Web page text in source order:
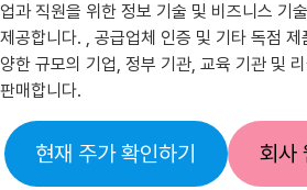
업과 직원을 위한 정보 기술 및 비즈니스 기
제공합니다. , 공급업체 인증 및 기타 독점
양한 규모의 기업, 정부 기관, 교육 기관 및
판매합니다.
현재 주가 확인하기 회사